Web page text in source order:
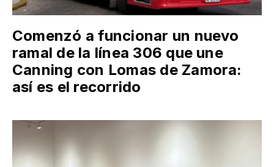
Comenzó a funcionar un nuevo
ramal de la línea 306 que une
Canning con Lomas de Zamora:
así es el recorrido